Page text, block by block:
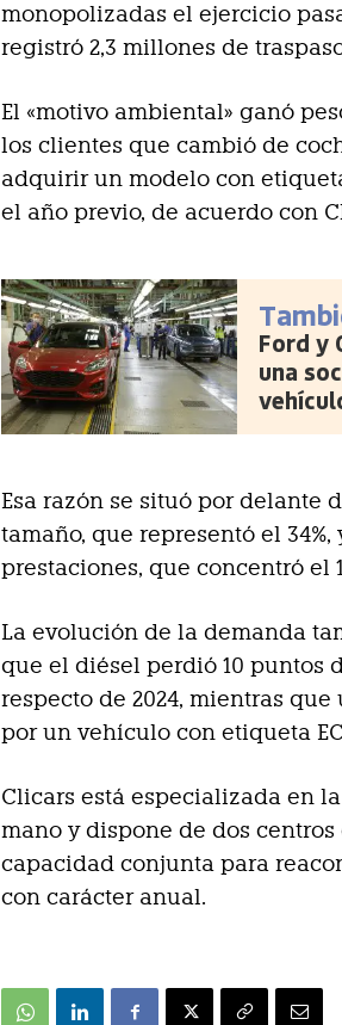
monopolizadas el ejercicio
registró 2,3 millones de
El «motivo ambiental» ganó
los clientes que cambió de
adquirir un modelo con
el año previo, de acuerdo con
Ford y
una
Esa razón se situó por delante
tamaño, que representó el
prestaciones, que concentró el
La evolución de la demanda
que el diésel perdió 10 puntos
respecto de 2024, mientras
por un vehículo con etiqueta
Clicars está especializada en
mano y dispone de dos
capacidad conjunta para
con carácter anual.